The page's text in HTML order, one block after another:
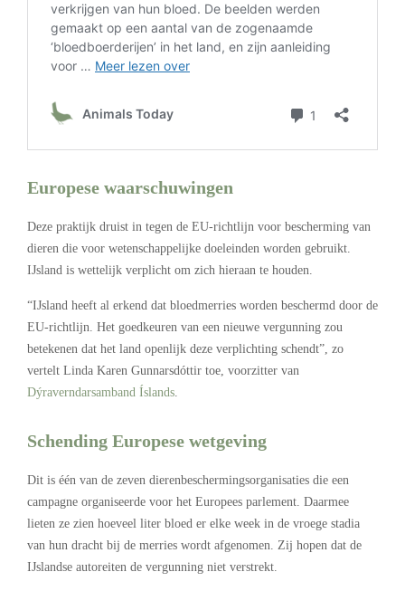
Europese waarschuwingen
Deze praktijk druist in tegen de EU-richtlijn voor bescherming van
dieren die voor wetenschappelijke doeleinden worden gebruikt.
IJsland is wettelijk verplicht om zich hieraan te houden.
“IJsland heeft al erkend dat bloedmerries worden beschermd door de
EU-richtlijn. Het goedkeuren van een nieuwe vergunning zou
betekenen dat het land openlijk deze verplichting schendt”, zo
vertelt Linda Karen Gunnarsdóttir toe, voorzitter van
Dýraverndarsamband Íslands.
Schending Europese wetgeving
Dit is één van de zeven dierenbeschermingsorganisaties die een
campagne organiseerde voor het Europees parlement. Daarmee
lieten ze zien hoeveel liter bloed er elke week in de vroege stadia
van hun dracht bij de merries wordt afgenomen. Zij hopen dat de
IJslandse autoreiten de vergunning niet verstrekt.